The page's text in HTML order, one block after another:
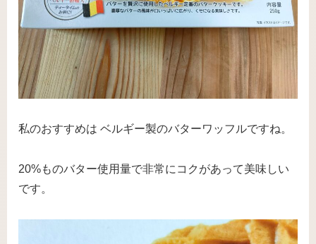
私のおすすめは ベルギー製のバターワッフルですね。
20%ものバター使用量で非常にコクがあって美味しい
です。